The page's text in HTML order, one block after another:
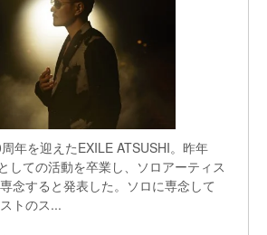
年を迎えたEXILE ATSUSHI。昨年
しての活動を卒業し、ソロアーティス
念すると発表した。ソロに専念して
トのス...